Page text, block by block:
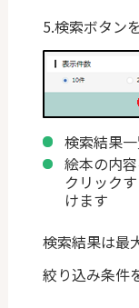
5.検索ボタン
検索結果
絵本の内
クリック
けます
検索結果は最
絞り込み条件